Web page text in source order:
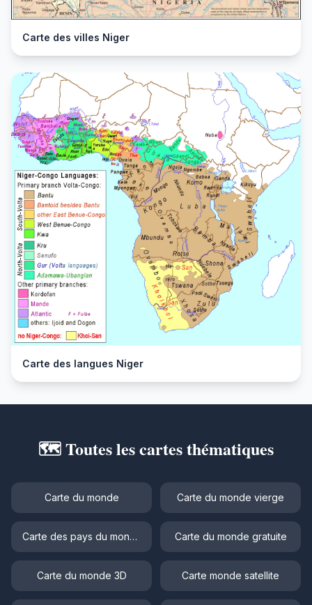
Carte des villes Niger
Carte des langues Niger
🗺️ Toutes les cartes thématiques
Carte du monde Carte du monde vierge
Carte des pays du monde Carte du monde gratuite
Carte du monde 3D Carte monde satellite